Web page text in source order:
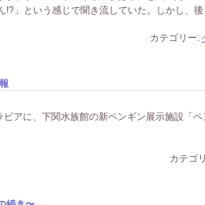
!?」という感じで聞き流していた。しかし、
カテゴリー:
アに、下関水族館の新ペンギン展示施設「
カテゴ